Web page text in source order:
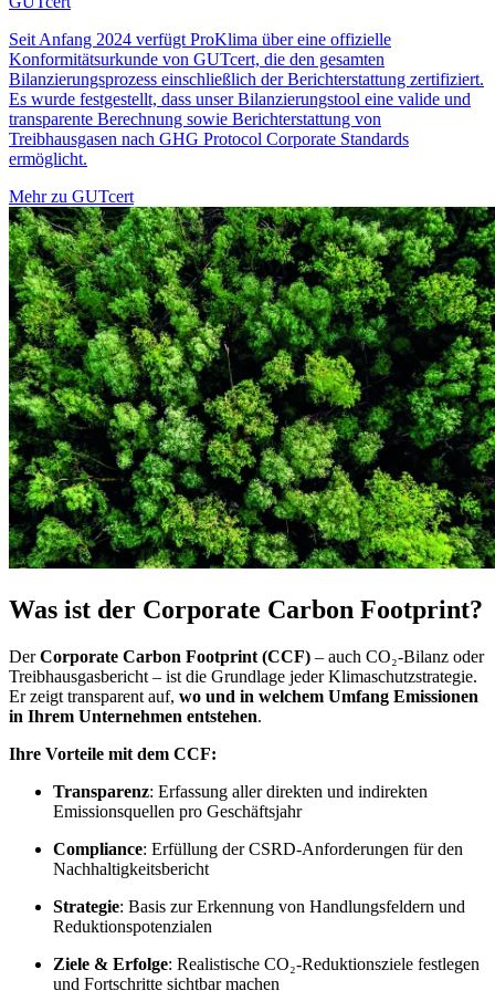
Seit Anfang 2024 verfügt ProKlima über eine offizielle
Konformitätsurkunde von GUTcert, die den gesamten
Bilanzierungsprozess einschließlich der Berichterstattung zertifiziert.
Es wurde festgestellt, dass unser Bilanzierungstool eine valide und
transparente Berechnung sowie Berichterstattung von
Treibhausgasen nach GHG Protocol Corporate Standards
ermöglicht.
Mehr zu GUTcert
Was ist der Corporate Carbon Footprint?
DerCorporate Carbon Footprint (CCF) – auch CO₂-Bilanz oder
Treibhausgasbericht – ist die Grundlage jeder Klimaschutzstrategie.
Er zeigt transparent auf, wo und in welchem Umfang Emissionen
in Ihrem Unternehmen entstehen.
Ihre Vorteile mit dem CCF:
Transparenz: Erfassung aller direkten und indirekten
Emissionsquellen pro Geschäftsjahr
Compliance: Erfüllung der CSRD-Anforderungen für den
Nachhaltigkeitsbericht
Strategie: Basis zur Erkennung von Handlungsfeldern und
Reduktionspotenzialen
Ziele & Erfolge: Realistische CO₂-Reduktionsziele festlegen
und Fortschritte sichtbar machen